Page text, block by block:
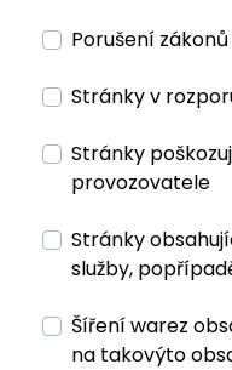
Porušení
Stránky v
Stránky
provozovatele
Stránky
služby,
Šíření warez
na takovýto